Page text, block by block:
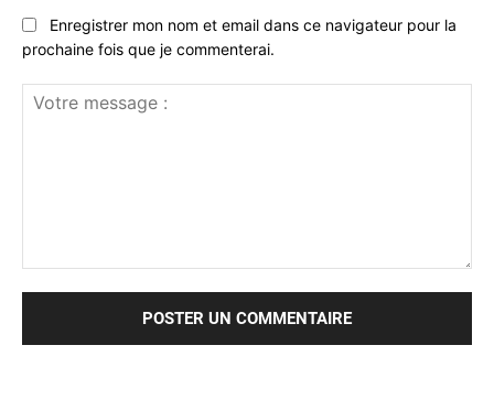
Enregistrer mon nom et email dans ce navigateur pour la
prochaine fois que je commenterai.